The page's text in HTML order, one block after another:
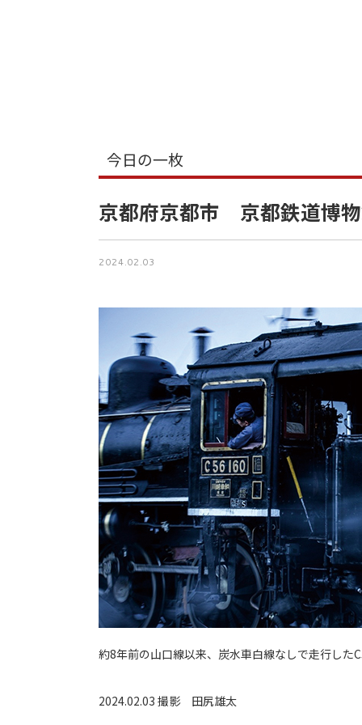
今日の一枚
京都府京都市 京都鉄道博
2024.02.03
約8年前の山口線以来、炭水車白線なしで走行した
2024.02.03 撮影 田尻雄太